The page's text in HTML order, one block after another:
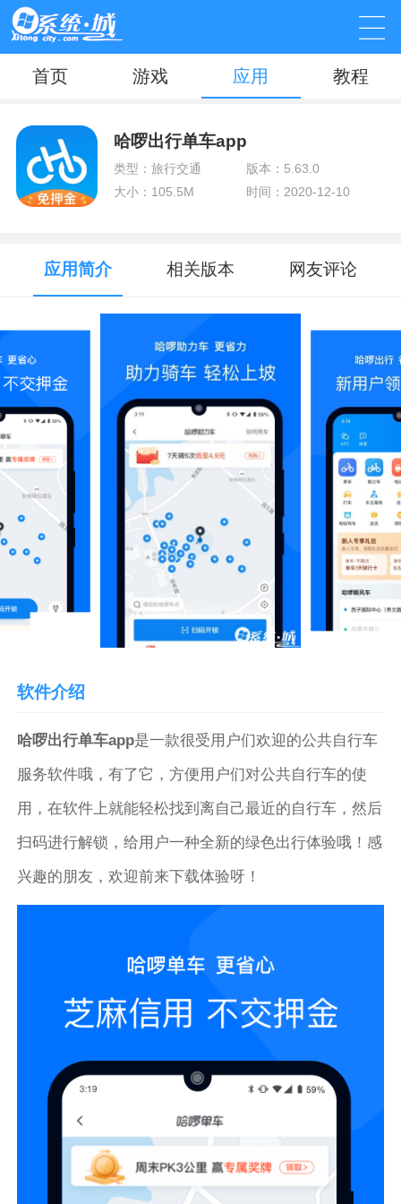
首页 游戏 应用 教程
哈啰出行单车app
类型：旅行交通
版本：5.63.0
大小：105.5M
时间：2020-12-10
应用简介 相关版本 网友评论
软件介绍
哈啰出行单车app是一款很受用户们欢迎的公共自行车
服务软件哦，有了它，方便用户们对公共自行车的使
用，在软件上就能轻松找到离自己最近的自行车，然后
扫码进行解锁，给用户一种全新的绿色出行体验哦！感
兴趣的朋友，欢迎前来下载体验呀！